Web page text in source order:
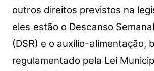
outros direitos previstos na
eles estão o Descanso
(DSR) e o auxílio-alimentação,
regulamentado pela Lei